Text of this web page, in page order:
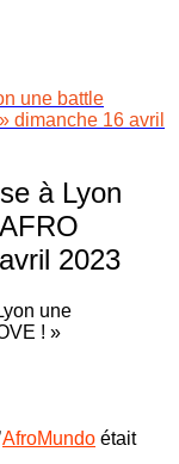
une battle
dimanche 16 avril
à Lyon
2023
AfroMundo était